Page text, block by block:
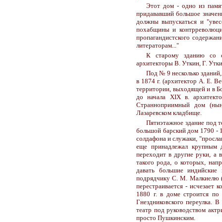
Этот дом - одно из
придававший большое
должны выпускаться и
похабщины и
пропагандистского
литераторам..."
К старому зданию со
архитекторы В. Уткин, Г.
Под № 9 несколько
в 1874 г. (архитектор А. Е.
территории, выходящей и в
до начала XIX в.
Странноприимный дом
Лазаревском кладбище.
Пятиэтажное здание под
большой барский дом 1790 -
солдафона и служаки,
еще принадлежал крупным
переходит в другие руки, а
такого рода, о которых,
давать большие
подрядчику С. М. Малкиелю
перестраивается -
1880 г. в доме строится
Гнездниковского переулка.
театр под руководством
просто Пушкинским.